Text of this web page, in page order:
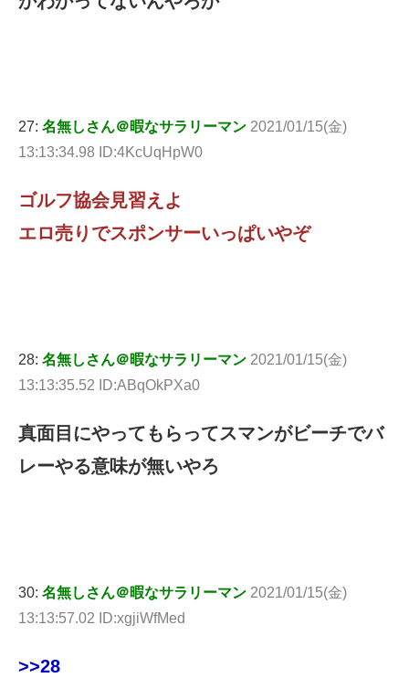
27: 名無しさん＠暇なサラリーマン 2021/01/15(金)
13:13:34.98 ID:4KcUqHpW0
ゴルフ協会見習えよ
エロ売りでスポンサーいっぱいやぞ
28: 名無しさん＠暇なサラリーマン 2021/01/15(金)
13:13:35.52 ID:ABqOkPXa0
真面目にやってもらってスマンがビーチでバ
レーやる意味が無いやろ
30: 名無しさん＠暇なサラリーマン 2021/01/15(金)
13:13:57.02 ID:xgjiWfMed
>>28